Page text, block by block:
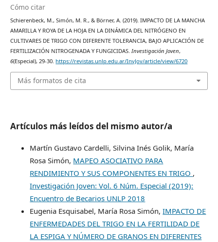
Cómo citar
Schierenbeck, M., Simón, M. R., & Börner, A. (2019). IMPACTO DE LA MANCHA
AMARILLA Y ROYA DE LA HOJA EN LA DINÁMICA DEL NITRÓGENO EN
CULTIVARES DE TRIGO CON DIFERENTE TOLERANCIA, BAJO APLICACIÓN DE
FERTILIZACIÓN NITROGENADA Y FUNGICIDAS.Investigación Joven,
6(Especial), 29-30. https://revistas.unlp.edu.ar/InvJov/article/view/6720
Más formatos de cita
Artículos más leídos del mismo autor/a
Martín Gustavo Cardelli, Silvina Inés Golik, María
Rosa Simón, MAPEO ASOCIATIVO PARA
RENDIMIENTO Y SUS COMPONENTES EN TRIGO ,
Investigación Joven: Vol. 6 Núm. Especial (2019):
Encuentro de Becarios UNLP 2018
Eugenia Esquisabel, María Rosa Simón,IMPACTO DE
ENFERMEDADES DEL TRIGO EN LA FERTILIDAD DE
LA ESPIGA Y NÚMERO DE GRANOS EN DIFERENTES